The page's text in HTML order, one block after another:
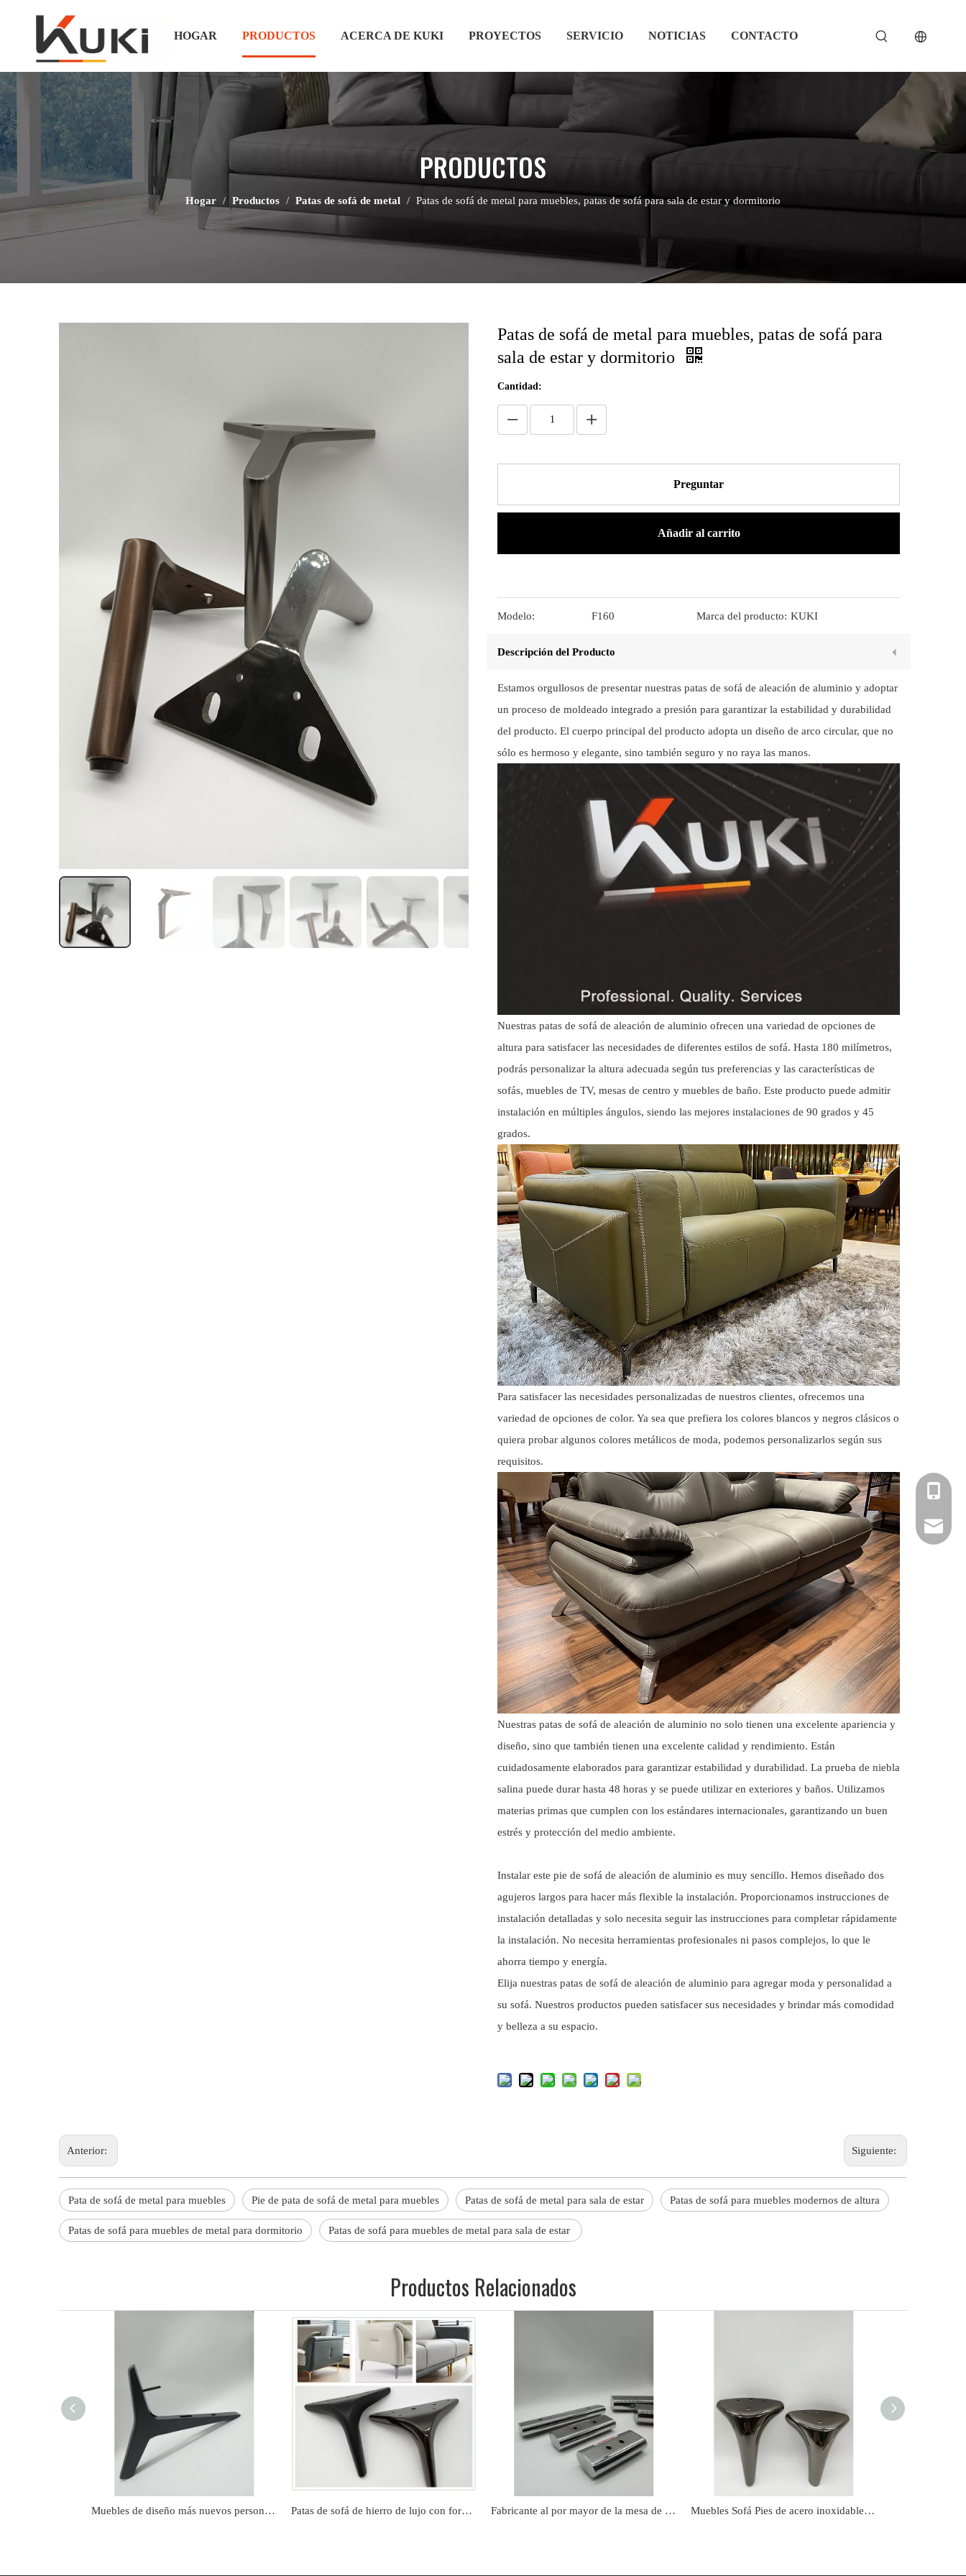
HOGAR PRODUCTOS ACERCA DE KUKI PROYECTOS SERVICIO NOTICIAS CONTACTO
PRODUCTOS
Hogar / Productos / Patas de sofá de metal / Patas de sofá de metal para muebles, patas de sofá para sala de estar y dormitorio
Patas de sofá de metal para muebles, patas de sofá para
sala de estar y dormitorio
Cantidad:
Preguntar
Añadir al carrito
Modelo: F160 Marca del producto: KUKI
Descripción del Producto
Estamos orgullosos de presentar nuestras patas de sofá de aleación de aluminio y adoptar
un proceso de moldeado integrado a presión para garantizar la estabilidad y durabilidad
del producto. El cuerpo principal del producto adopta un diseño de arco circular, que no
sólo es hermoso y elegante, sino también seguro y no raya las manos.
Nuestras patas de sofá de aleación de aluminio ofrecen una variedad de opciones de
altura para satisfacer las necesidades de diferentes estilos de sofá. Hasta 180 milímetros,
podrás personalizar la altura adecuada según tus preferencias y las características de
sofás, muebles de TV, mesas de centro y muebles de baño. Este producto puede admitir
instalación en múltiples ángulos, siendo las mejores instalaciones de 90 grados y 45
grados.
Para satisfacer las necesidades personalizadas de nuestros clientes, ofrecemos una
variedad de opciones de color. Ya sea que prefiera los colores blancos y negros clásicos o
quiera probar algunos colores metálicos de moda, podemos personalizarlos según sus
requisitos.
Nuestras patas de sofá de aleación de aluminio no solo tienen una excelente apariencia y
diseño, sino que también tienen una excelente calidad y rendimiento. Están
cuidadosamente elaborados para garantizar estabilidad y durabilidad. La prueba de niebla
salina puede durar hasta 48 horas y se puede utilizar en exteriores y baños. Utilizamos
materias primas que cumplen con los estándares internacionales, garantizando un buen
estrés y protección del medio ambiente.
Instalar este pie de sofá de aleación de aluminio es muy sencillo. Hemos diseñado dos
agujeros largos para hacer más flexible la instalación. Proporcionamos instrucciones de
instalación detalladas y solo necesita seguir las instrucciones para completar rápidamente
la instalación. No necesita herramientas profesionales ni pasos complejos, lo que le
ahorra tiempo y energía.
Elija nuestras patas de sofá de aleación de aluminio para agregar moda y personalidad a
su sofá. Nuestros productos pueden satisfacer sus necesidades y brindar más comodidad
y belleza a su espacio.
Anterior: Siguiente:
Pata de sofá de metal para muebles Pie de pata de sofá de metal para muebles Patas de sofá de metal para sala de estar Patas de sofá para muebles modernos de altura
Patas de sofá para muebles de metal para dormitorio Patas de sofá para muebles de metal para sala de estar
Productos Relacionados
Muebles de diseño más nuevos personalizados, patas de sofá negras doradas Patas de sofá de hierro de lujo con forma cónica moderna de metal personalizado de fábrica Fabricante al por mayor de la mesa de cobre simple cubierta de la mesa de latón sofá pie Muebles Sofá Pies de acero inoxidable Soporte de gabinete de altura de altura ajustable accesorios de sofá pierna
+86-